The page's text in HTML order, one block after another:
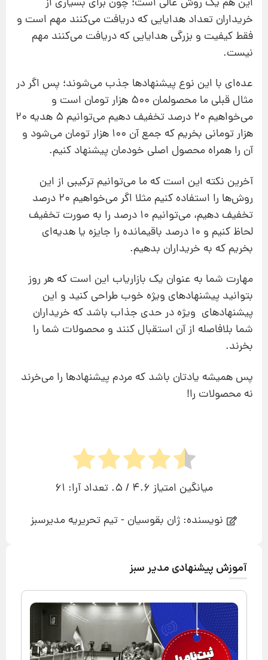
این هم یک روش عالی است؛ چون برای بسیاری از
خریداران تعداد هدایایی که دریافت می‌کنند مهم است و
فقط کیفیت و بزرگی هدایایی که دریافت می‌کنند مهم
نیست.
عده‌ای با این نوع پیشنهادها جذب می‌شوند؛ پس اگر در
مثال قبلی ما محصولمان 500 هزار تومان است و
می‌خواهیم 20 درصد تخفیف دهیم می‌توانیم 5 هدیه 20
هزار تومانی بخریم که جمع آن 100 هزار تومان می‌شود و
آن را همراه محصول اصلی خودمان پیشنهاد کنیم.
آخرین نکته این است که ما می‌توانیم ترکیبی از این
روش‌ها را استفاده کنیم مثلا اگر می‌خواهیم 20 درصد
تخفیف دهیم، می‌توانیم 10 درصد را به صورت تخفیف
لحاظ کنیم و 10 درصد باقیمانده را جایزه یا هدیه‌ای
بخریم که به خریداران بدهیم.
مهارت شما به عنوان یک بازاریاب این است که هر روز
بتوانید پیشنهادهای ویژه خوب طراحی کنید و این
پیشنهادهای ویژه در حدی جذاب باشد که خریداران
شما بلافاصله از آن استقبال کنند و محصولات شما را
بخرند.
پس همیشه یادتان باشد که مردم پیشنهادها را می‌خرند
نه محصولات را!
میانگین امتیاز 4.6 / 5. تعداد آرا:
61
نویسنده: ژان بقوسیان - تیم تحریریه مدیرسبز
آموزش پیشنهادی مدیر سبز